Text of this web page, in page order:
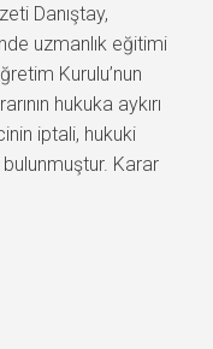
Danıştay,
uzmanlık eğitimi
Kurulu’nun
hukuka aykırı
iptali, hukuki
Karar